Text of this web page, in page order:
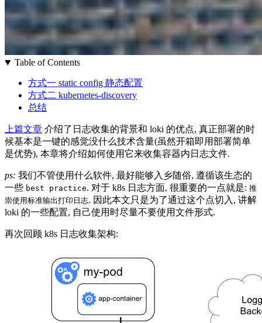
Table of Contents
方式一 static config 静态配置
方式二 kubernetes-discovery
总结
上篇文章 介绍了日志收集的背景和 loki 的优点, 真正部署的时
候基本是一键的感觉没什么技术含量(虽然开箱即用部署简单
是优势), 本章将介绍如何使用它来收集容器内日志文件.
ps: 我们不管使用什么软件, 最好能够入乡随俗, 遵循该生态的
一些 best practice. 对于 k8s 日志方面, 很重要的一点就是: 推
崇使用标准输出打印日志. 因此本文只是为了通过这个点切入, 讲解
loki 的一些配置, 自己使用时尽量不要使用文件形式.
再次回顾 k8s 日志收集架构: